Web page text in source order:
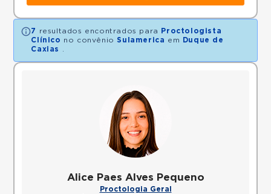
7 resultados encontrados para
Proctologista
Clínico no convênio Sulamerica em
Duque de
Caxias
Alice Paes Alves Pequeno
Proctologia Geral